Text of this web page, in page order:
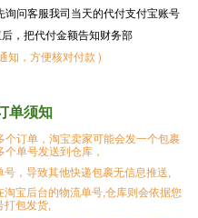
问客服我司当天的代付支付宝账号
，把代付金额告知财务部
知，方便核对付款 )
单须知
订单，淘宝卖家可能会发一个包裹
单号发送到仓库，
，导致其他快递包裹无信息推送,
宝后台的物流单号,仓库则会依据您
打包发货,